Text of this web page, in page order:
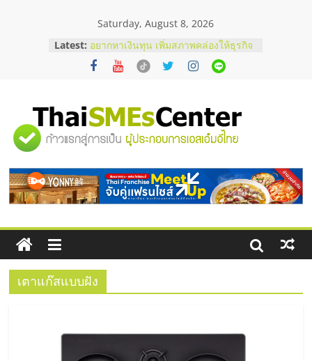
Saturday, August 8, 2026
Latest: อยากหาเงินทุน เพิ่มสภาพคล่องให้ธุรกิจ
เริ่มยังไงให้ผ่านฉลุย
สัมมนาออนไลน์ โอกาสบริหารสถานี
ThaiFranchise Meet Up จับคู่แฟรน
ไชส์ ครั้งที่ 8
ร้านเครื่องเสียงคุณภาพสูง พร้อม
บริษัท Cybersecurity ในไทยที่ไหนดี?
วิธีเลือกผู้ให้บริการให้คุ้มค่าและตอบ
โจทย์ธุรกิจ
"ศูนย์
รวม
ข้อมูล
ธุรกิจ
SME
แห่ง
เตาแก๊สแบบฝัง